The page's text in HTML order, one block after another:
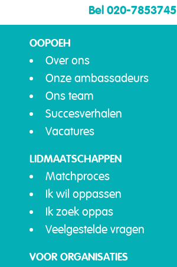
Bel 020-7853745
OOPOEH
Over ons
Onze ambassadeurs
Ons team
Succesverhalen
Vacatures
LIDMAATSCHAPPEN
Matchproces
Ik wil oppassen
Ik zoek oppas
Veelgestelde vragen
VOOR ORGANISATIES